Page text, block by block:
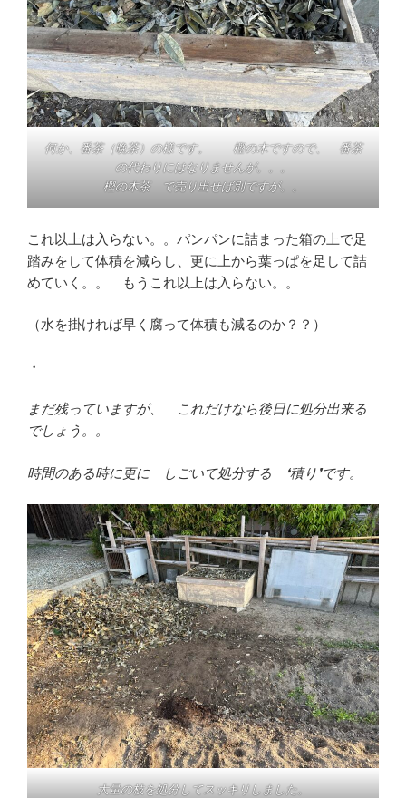
何か、番茶（晩茶）の様です。 樫の木ですので、 番茶
の代わりにはなりませんが。。。
樫の木茶 で売り出せば別ですが。。
これ以上は入らない。。パンパンに詰まった箱の上で足
踏みをして体積を減らし、更に上から葉っぱを足して詰
めていく。。 もうこれ以上は入らない。。
（水を掛ければ早く腐って体積も減るのか？？）
・
まだ残っていますが、 これだけなら後日に処分出来る
でしょう。。
時間のある時に更に しごいて処分する ❛積り❜です。
大量の枝を処分してスッキリしました。